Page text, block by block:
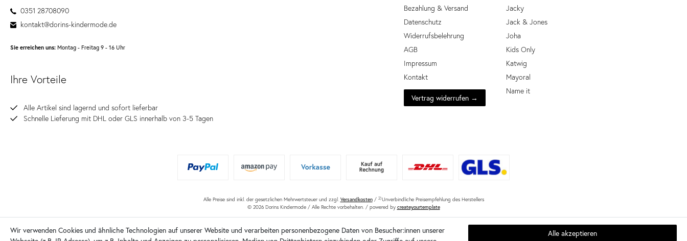
Bezahlung & Versand
Datenschutz
Widerrufsbelehrung
AGB
Impressum
Kontakt
Vertrag widerrufen →
Jacky
Jack & Jones
Joha
Kids Only
Katwig
Mayoral
Name it
Ihre Vorteile
Alle Artikel sind lagernd und sofort lieferbar
Schnelle Lieferung mit DHL oder GLS innerhalb von 3-5 Tagen
0351 28708090
kontakt@dorins-kindermode.de
Sie erreichen uns: Montag - Freitag 9 - 16 Uhr
Alle Preise sind inkl. der gesetzlichen Mehrwertsteuer und zzgl. Versandkosten/ 2)Unverbindliche Preisempfehlung des Herstellers
© 2026 Dorins Kindermode / Alle Rechte vorbehalten. / powered by createyourtemplate
Wir verwenden Cookies und ähnliche Technologien auf unserer Website und verarbeiten personenbezogene Daten von Besucher:innen unserer
Alle akzeptieren